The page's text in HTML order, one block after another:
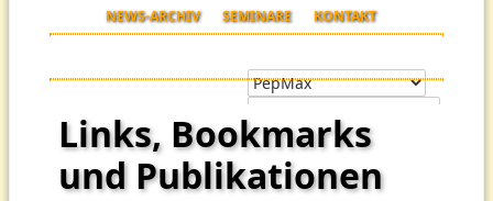
NEWS-ARCHIV
SEMINARE KONTAKT
Links, Bookmarks
und Publikationen